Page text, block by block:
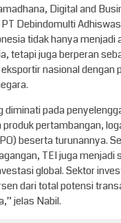
Digital and
Debindomulti
tidak hanya menjadi
tetapi juga berperan
nasional dengan
diminati pada
pertambangan,
beserta turunannya.
TEI juga menjadi
global. Sektor
dari total potensi
jelas Nabil.